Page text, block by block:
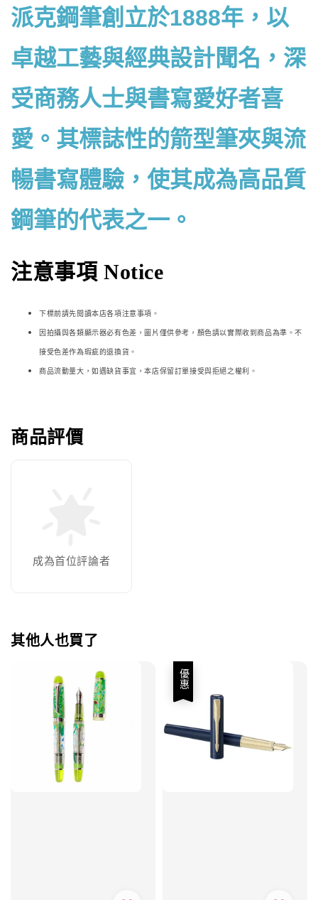
派克鋼筆創立於1888年，以
卓越工藝與經典設計聞名，深
受商務人士與書寫愛好者喜
愛。其標誌性的箭型筆夾與流
暢書寫體驗，使其成為高品質
鋼筆的代表之一。
注意事項 Notice
下標前請先閱讀本店各項注意事項。
因拍攝與各類顯示器必有色差，圖片僅供參考，顏色請以實際收到商品為準。不
接受色差作為瑕疵的退換貨。
商品流動量大，如遇缺貨事宜，本店保留訂單接受與拒絕之權利。
商品評價
成為首位評論者
其他人也買了
優惠